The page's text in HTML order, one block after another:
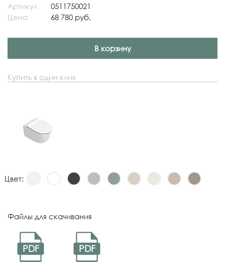
Артикул
0511750021
Цена
68 780 руб.
В корзину
Купить в один клик
Цвет:
Файлы для скачивания
PDF PDF